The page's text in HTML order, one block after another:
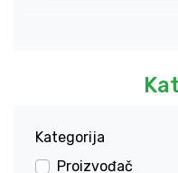
Kategorija
Proizvođač